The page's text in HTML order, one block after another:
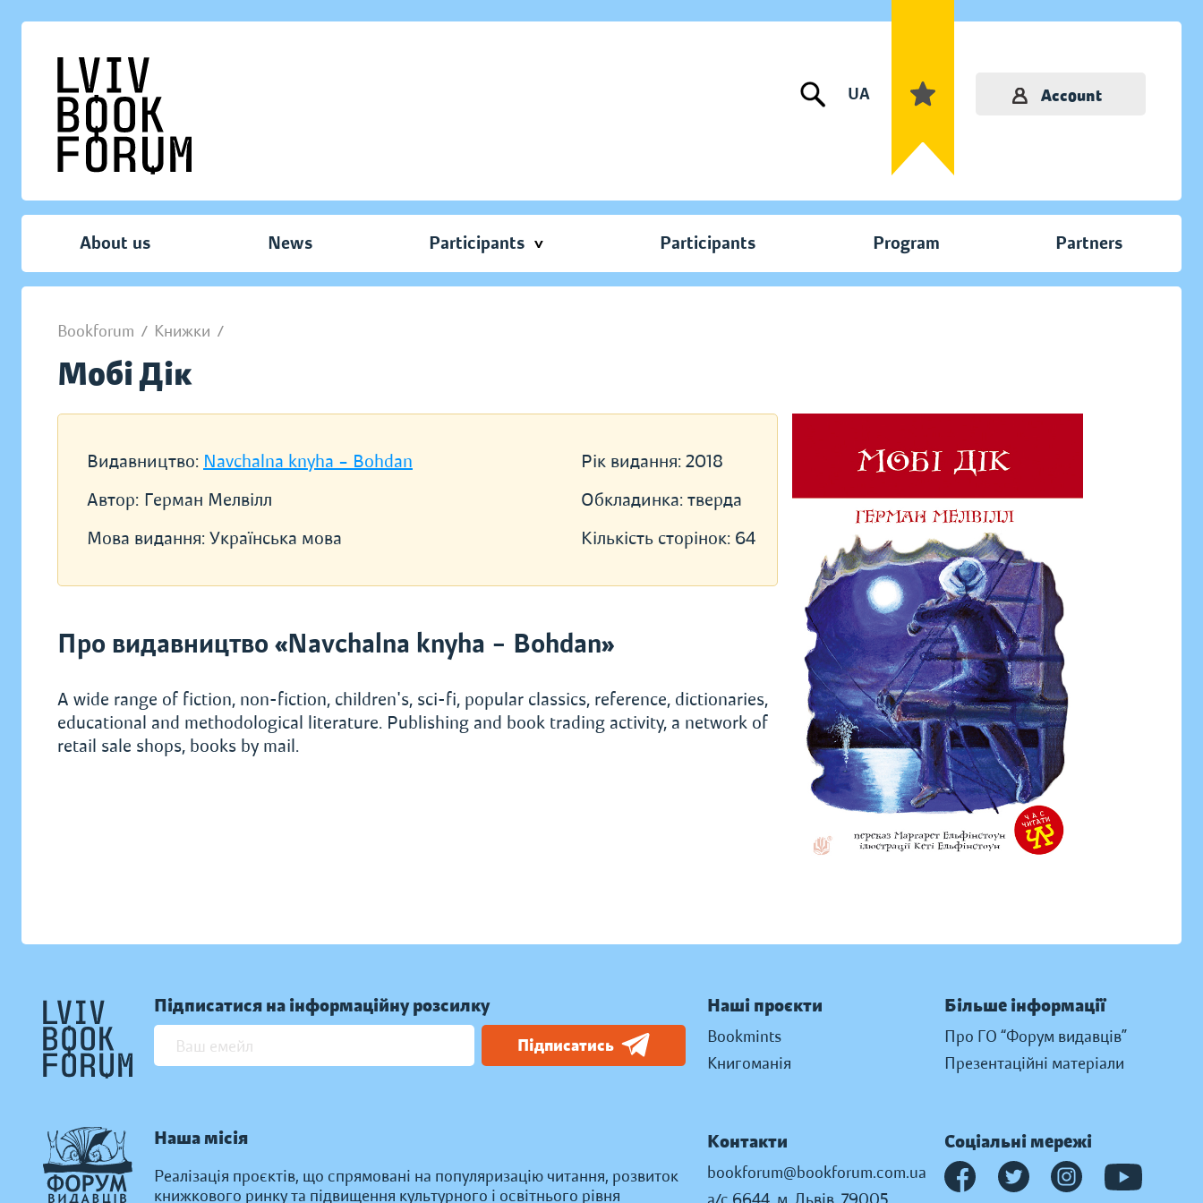
UA Account
About us News Participants Participants Program Partners
Bookforum / Книжки /
Мобі Дік
Видавництво: Navchalna knyha – Bohdan
Автор: Герман Мелвілл
Мова видання: Українська мова
Рік видання: 2018
Обкладинка: тверда
Кількість сторінок: 64
Про видавництво «Navchalna knyha – Bohdan»
A wide range of fiction, non-fiction, children's, sci-fi, popular classics, reference, dictionaries,
educational and methodological literature. Publishing and book trading activity, a network of
retail sale shops, books by mail.
Підписатися на інформаційну розсилку
Підписатись
Наша місія
Реалізація проєктів, що спрямовані на популяризацію читання, розвиток
книжкового ринку та підвищення культурного і освітнього рівня
Наші проєкти
Bookmints
Книгоманія
Більше інформації
Про ГО “Форум видавців”
Презентаційні матеріали
Контакти
bookforum@bookforum.com.ua
Соціальні мережі